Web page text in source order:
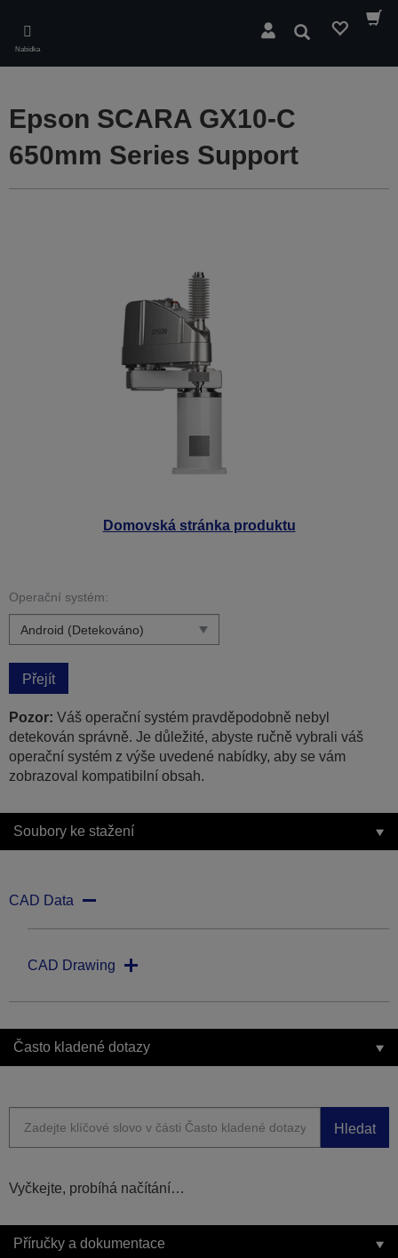
main
content
Nabídka
Hledat
Domovská stránka produktu
Epson SCARA GX10-C
650mm Series Support
Operační systém:
Přejít
Pozor: Váš operační systém pravděpodobně nebyl
detekován správně. Je důležité, abyste ručně vybrali váš
operační systém z výše uvedené nabídky, aby se vám
zobrazoval kompatibilní obsah.
Soubory ke stažení
CAD Data
CAD Drawing
Často kladené dotazy
Hledat
Vyčkejte, probíhá načítání…
Příručky a dokumentace